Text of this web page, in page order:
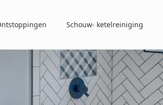
Schouw- ketelreiniging